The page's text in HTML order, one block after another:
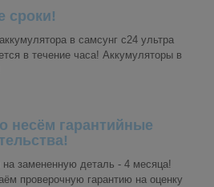
сроки!
в самсунг с24 ультра
в течение часа! Аккумуляторы в
несём гарантийные
на замененную деталь - 4 месяца!
проверочную гарантию на оценку